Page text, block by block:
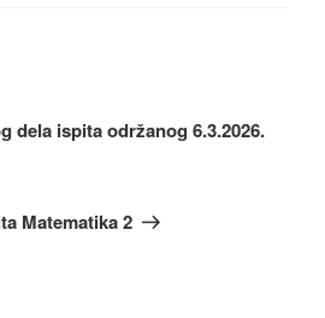
dela ispita održanog 6.3.2026.
Matematika 2